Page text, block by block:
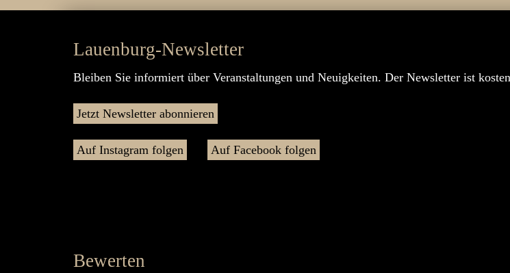
Lauenburg-Newsletter
Bleiben Sie informiert über Veranstaltungen und Neuigkeiten. Der Newsletter ist
Jetzt Newsletter abonnieren
Auf Instagram folgen Auf Facebook folgen
Bewerten